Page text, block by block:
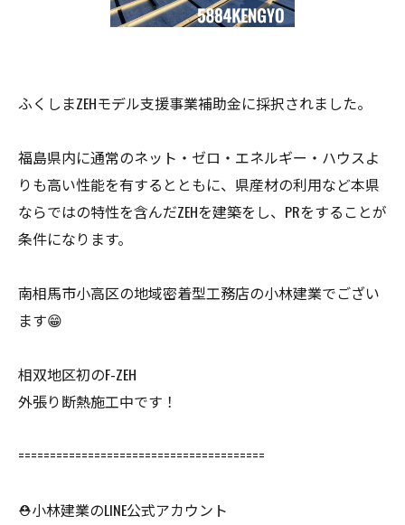
ふくしまZEHモデル支援事業補助金に採択されました。
福島県内に通常のネット・ゼロ・エネルギー・ハウスよ
りも高い性能を有するとともに、県産材の利用など本県
ならではの特性を含んだZEHを建築をし、PRをすることが
条件になります。
南相馬市小高区の地域密着型工務店の小林建業でござい
ます😁
相双地区初のF-ZEH
外張り断熱施工中です！
=======================================
⛑小林建業のLINE公式アカウント